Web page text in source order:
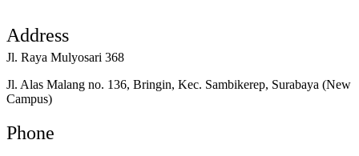
Address
Jl. Raya Mulyosari 368
Jl. Alas Malang no. 136, Bringin, Kec. Sambikerep, Surabaya (New
Campus)
Phone